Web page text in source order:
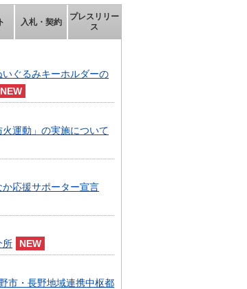
法
組織案内
庁舎案内
ふるさと納税
人事・職員募集
まちづくり
庁舎建設
入札・契約
プレスリリー
ス
ぐるみキーホルダーの
運動」の実施について
応援サポーター宣言
所
市・長野地域連携中枢都